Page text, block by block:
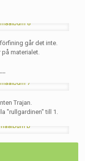
går det inte.
på materialet.
Trajan.
"rullgardinen" till 1.